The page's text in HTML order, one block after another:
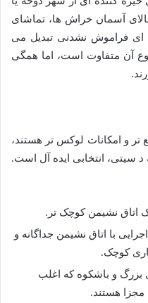
آسمان خراش ها، تماشای
ای فراموش نشدنی تبدیل می
آن متفاوت است، اما همگی
تر و امکانات لوکس تر هستند،
د سیتی، انتخابی ایده آل است.
اتاق نشیمن کوچک تر.
با اتاق نشیمن جداگانه و
کوچک.
و باشکوه که اغلب
هستند.